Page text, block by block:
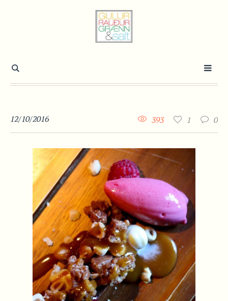
12/10/2016 0
1
393